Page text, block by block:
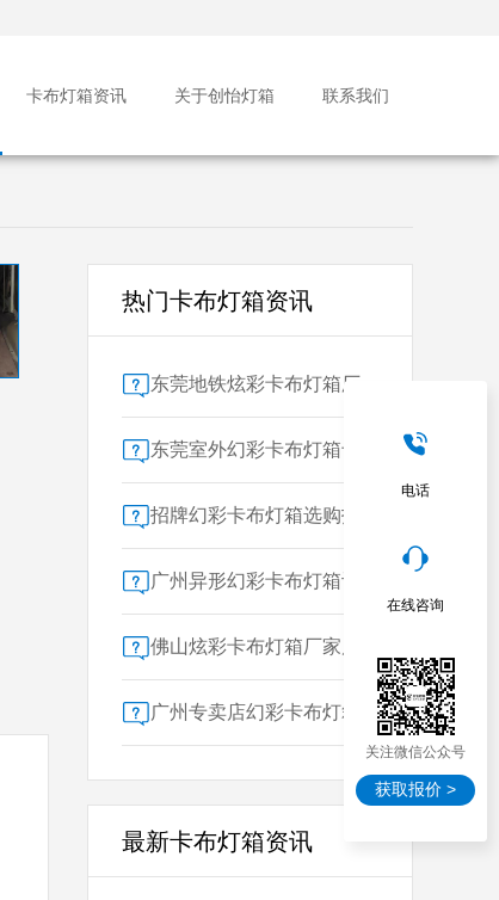
卡布灯箱资讯 关于创怡灯箱 联系我们
热门卡布灯箱资讯
广州专卖店幻彩卡布灯箱选购指南：一位广告总监的售后保障启示录
最新卡布灯箱资讯
电话
在线咨询
关注微信公众号
获取报价 >